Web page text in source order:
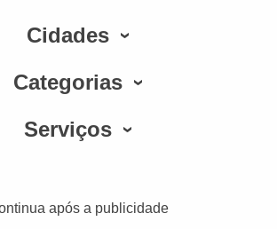
Cidades
Categorias
Serviços
após a publicidade